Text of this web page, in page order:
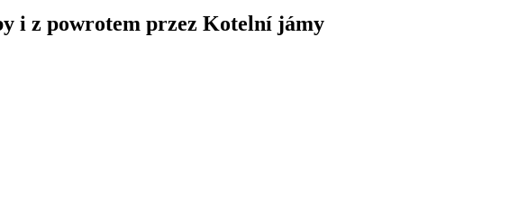
i z powrotem przez Kotelní jámy